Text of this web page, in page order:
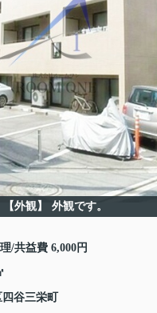
【外観】 外観です。
/共益費 6,000円
四谷三栄町